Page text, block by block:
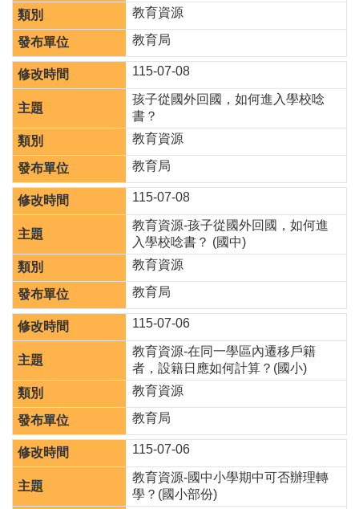
源
進
階
搜
尋
組
織
介
紹
訊
息
公
告
業
務
訊
便
民
服
務
教育資源
教育局
115-07-08
孩子從國外回國，如何進入學校唸
書？
教育資源
教育局
115-07-08
教育資源-孩子從國外回國，如何進
入學校唸書？ (國中)
教育資源
教育局
115-07-06
教育資源-在同一學區內遷移戶籍
者，設籍日應如何計算？(國小)
教育資源
教育局
115-07-06
教育資源-國中小學期中可否辦理轉
學？(國小部份)